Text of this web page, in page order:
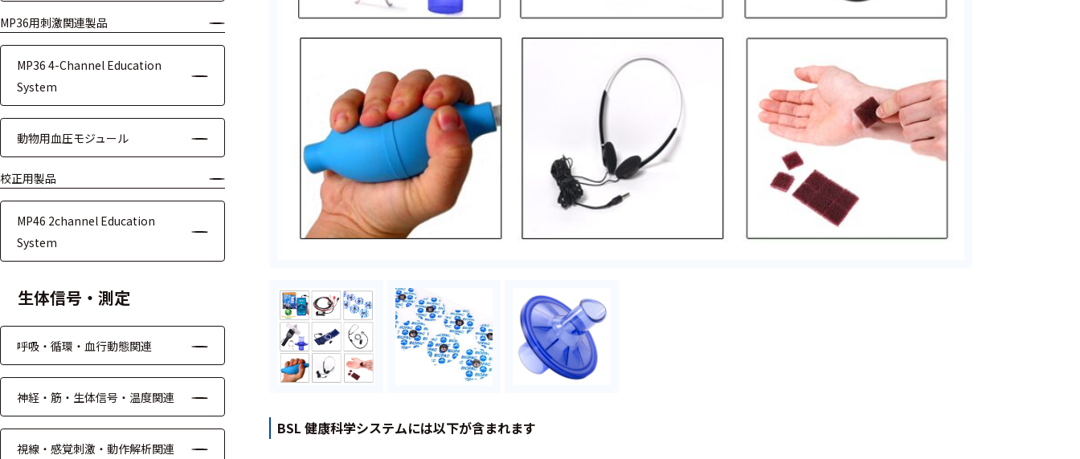
モジュー
ル
フィルタ
ソフトウ
機器
ゴニオメ
ータ
アイトラ
ッキング
プローブ
計測機器
MP36用刺激関連製品
MP36 4-Channel Education
System
動物用血圧モジュール
校正用製品
MP46 2channel Education
System
生体信号・測定
呼吸・循環・血行動態関連
神経・筋・生体信号・温度関連
視線・感覚刺激・動作解析関連
BSL 健康科学システムには以下が含まれます